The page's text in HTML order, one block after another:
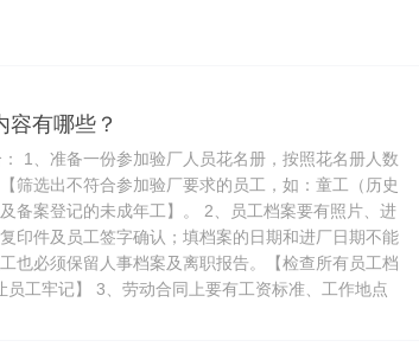
有哪些？
1、准备一份参加验厂人员花名册，按照花名册人数
筛选出不符合参加验厂要求的员工，如：童工（历史
备案登记的未成年工】。 2、员工档案要有照片、进
印件及员工签字确认；填档案的日期和进厂日期不能
也必须保留人事档案及离职报告。【检查所有员工档
工牢记】 3、劳动合同上要有工资标准、工作地点